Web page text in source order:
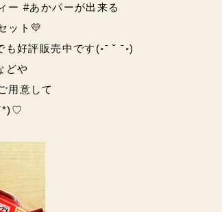
ー #あかパーが出来る
ット💛
も好評販売中です(◦ˉ ˘ ˉ◦)
どや
用意して